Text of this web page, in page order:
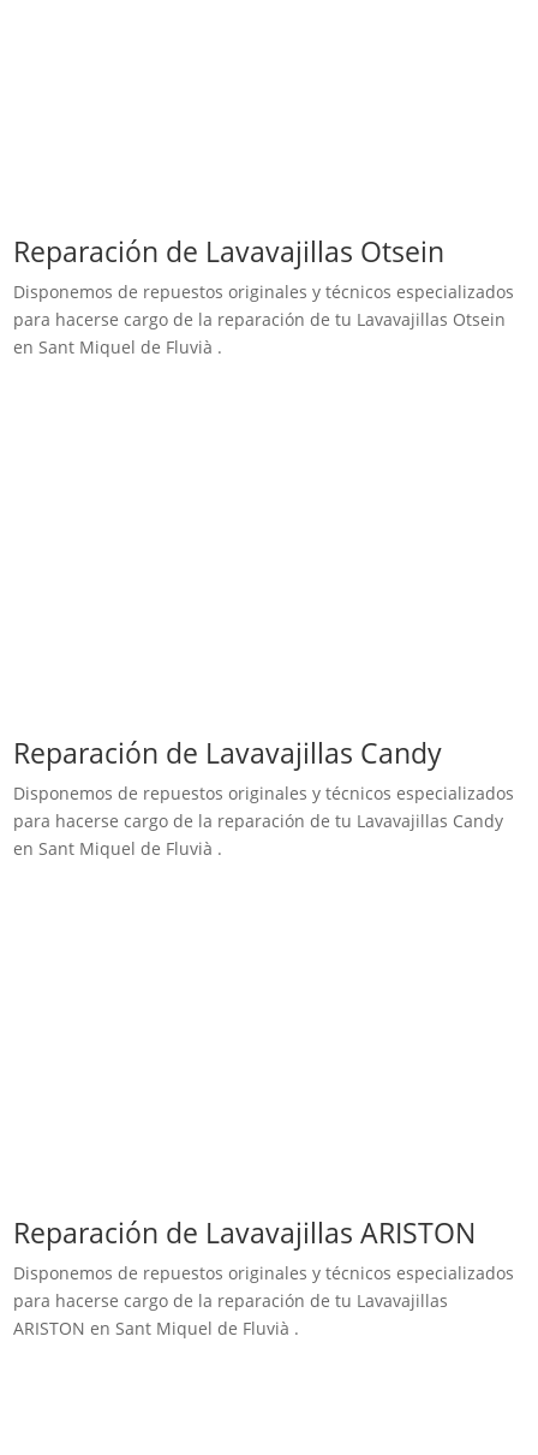
Reparación de Lavavajillas Otsein
Disponemos de repuestos originales y técnicos especializados
para hacerse cargo de la reparación de tu Lavavajillas Otsein
en Sant Miquel de Fluvià .
Reparación de Lavavajillas Candy
Disponemos de repuestos originales y técnicos especializados
para hacerse cargo de la reparación de tu Lavavajillas Candy
en Sant Miquel de Fluvià .
Reparación de Lavavajillas ARISTON
Disponemos de repuestos originales y técnicos especializados
para hacerse cargo de la reparación de tu Lavavajillas
ARISTON en Sant Miquel de Fluvià .